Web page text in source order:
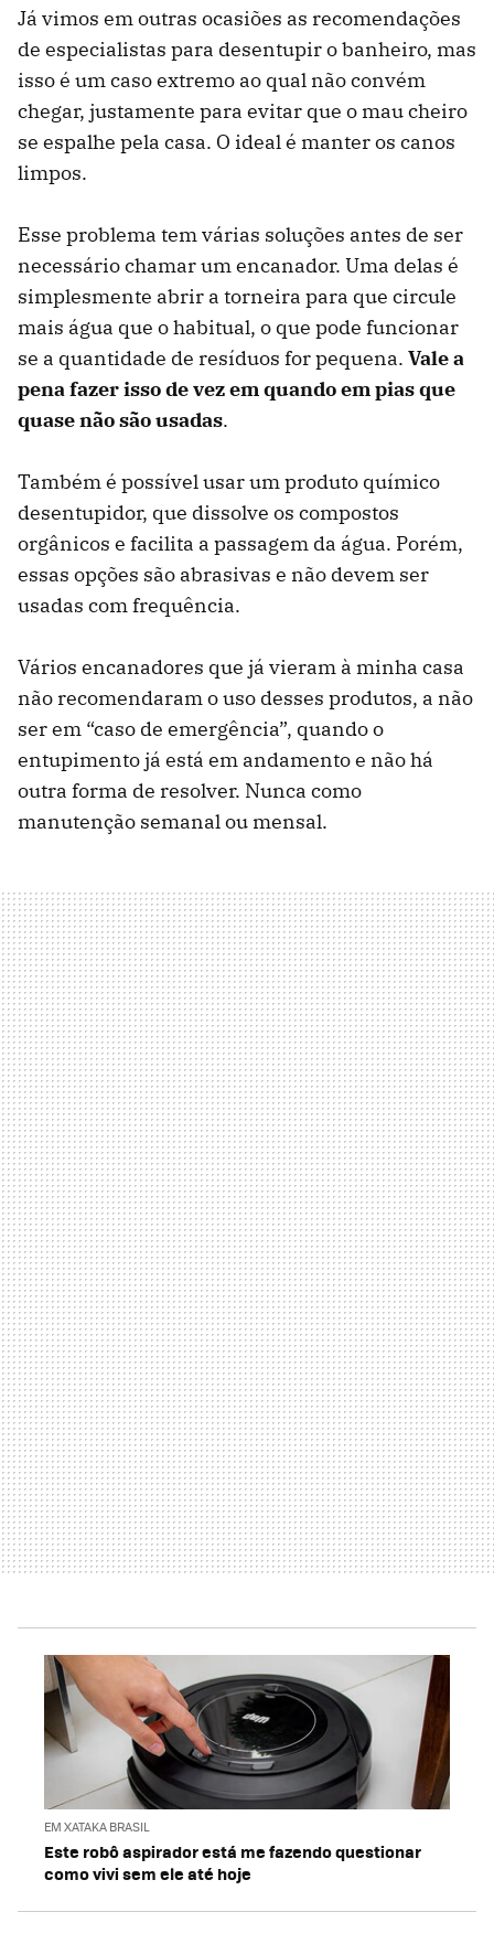
Já vimos em outras ocasiões as recomendações
de especialistas para desentupir o banheiro, mas
isso é um caso extremo ao qual não convém
chegar, justamente para evitar que o mau cheiro
se espalhe pela casa. O ideal é manter os canos
limpos.
Esse problema tem várias soluções antes de ser
necessário chamar um encanador. Uma delas é
simplesmente abrir a torneira para que circule
mais água que o habitual, o que pode funcionar
se a quantidade de resíduos for pequena. Vale a
pena fazer isso de vez em quando em pias que
quase não são usadas.
Também é possível usar um produto químico
desentupidor, que dissolve os compostos
orgânicos e facilita a passagem da água. Porém,
essas opções são abrasivas e não devem ser
usadas com frequência.
Vários encanadores que já vieram à minha casa
não recomendaram o uso desses produtos, a não
ser em “caso de emergência”, quando o
entupimento já está em andamento e não há
outra forma de resolver. Nunca como
manutenção semanal ou mensal.
EM XATAKA BRASIL
Este robô aspirador está me fazendo questionar
como vivi sem ele até hoje